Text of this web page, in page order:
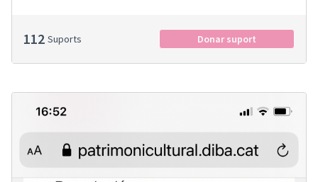
112 Suports Donar suport